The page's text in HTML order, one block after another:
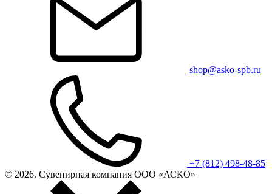
shop@asko-spb.ru
+7 (812) 498-48-85
© 2026. Сувенирная компания ООО «АСКО»